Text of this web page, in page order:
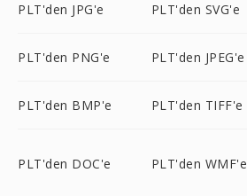
PLT'den JPG'e PLT'den SVG'e
PLT'den PNG'e PLT'den JPEG'e
PLT'den BMP'e PLT'den TIFF'e
PLT'den DOC'e PLT'den WMF'e